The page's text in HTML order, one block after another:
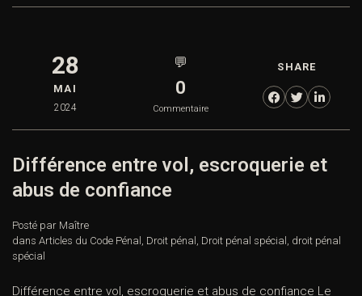
28
MAI
2024
💬
0
Commentaire
SHARE
Différence entre vol, escroquerie et
abus de confiance
Posté par Maître
dans Articles du Code Pénal , Droit pénal , Droit pénal spécial , droit pénal
spécial
Différence entre vol, escroquerie et abus de confiance Le